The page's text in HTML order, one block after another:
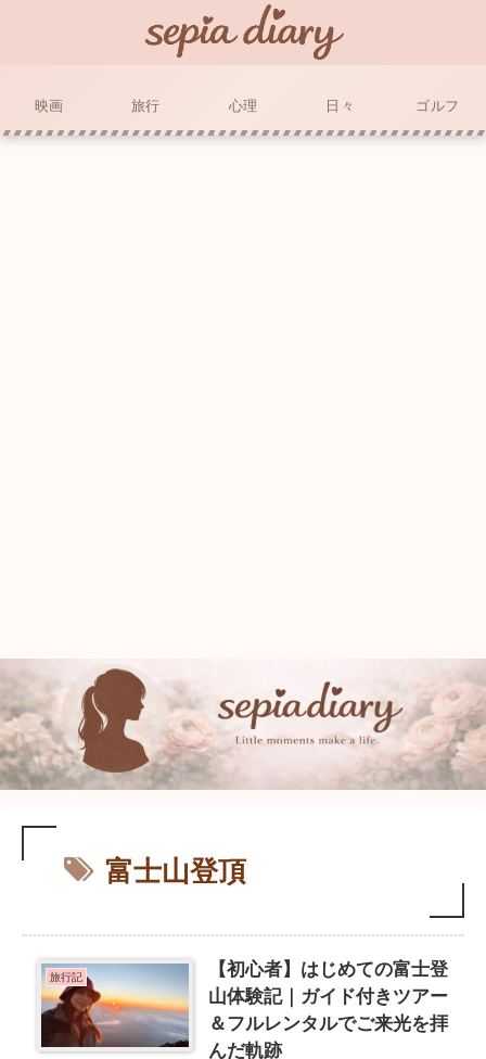
映画 旅行 心理 日々 ゴルフ
富士山登頂
旅行記
【初心者】はじめての富士登
山体験記｜ガイド付きツアー
＆フルレンタルでご来光を拝
んだ軌跡